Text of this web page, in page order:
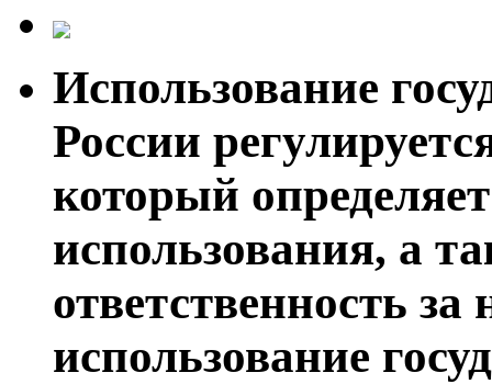
Использование
России
который
использования, а
ответственность
использование